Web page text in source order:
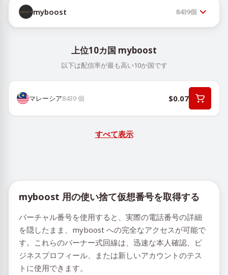
myboost 8439個
上位10カ国 myboost
以下は配信率が最も高い10か国です
マレーシア8439個 $0.07
すべて表示
myboost 用の使い捨て仮想番号を取得する
バーチャル番号を使用すると、実際の電話番号の詳細
を隠したまま、myboost への完全なアクセスが可能で
す。これらのバーナー式回線は、迅速な本人確認、ビ
ジネスプロフィール、または新しいアカウントのテス
トに使用できます。